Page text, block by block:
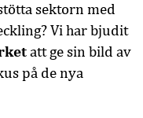
sektorn med
Vi har bjudit
att ge sin bild av
på de nya